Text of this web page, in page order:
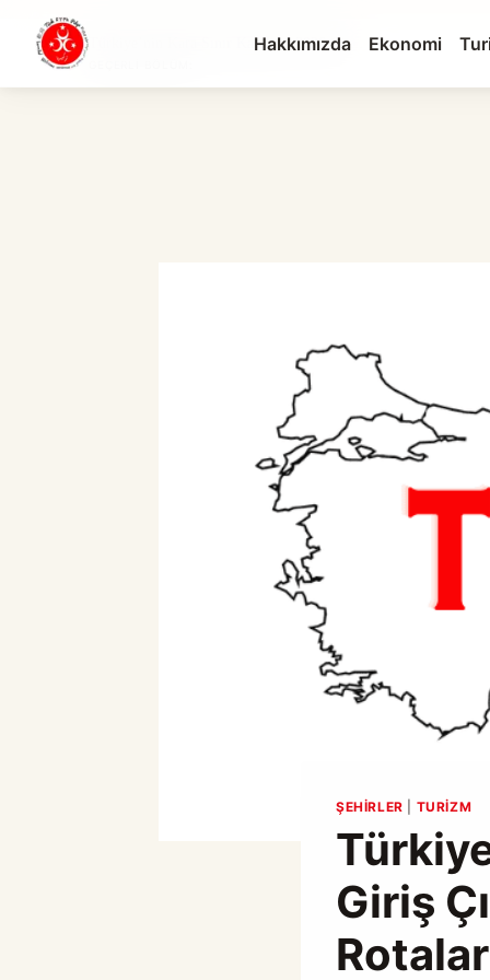
Hakkımızda Ekonomi
Türkiye’nin Kara Sınır Kapıları: 2026 Gir...
ŞEHIRLER TURIZM
Giriş
Rotalar